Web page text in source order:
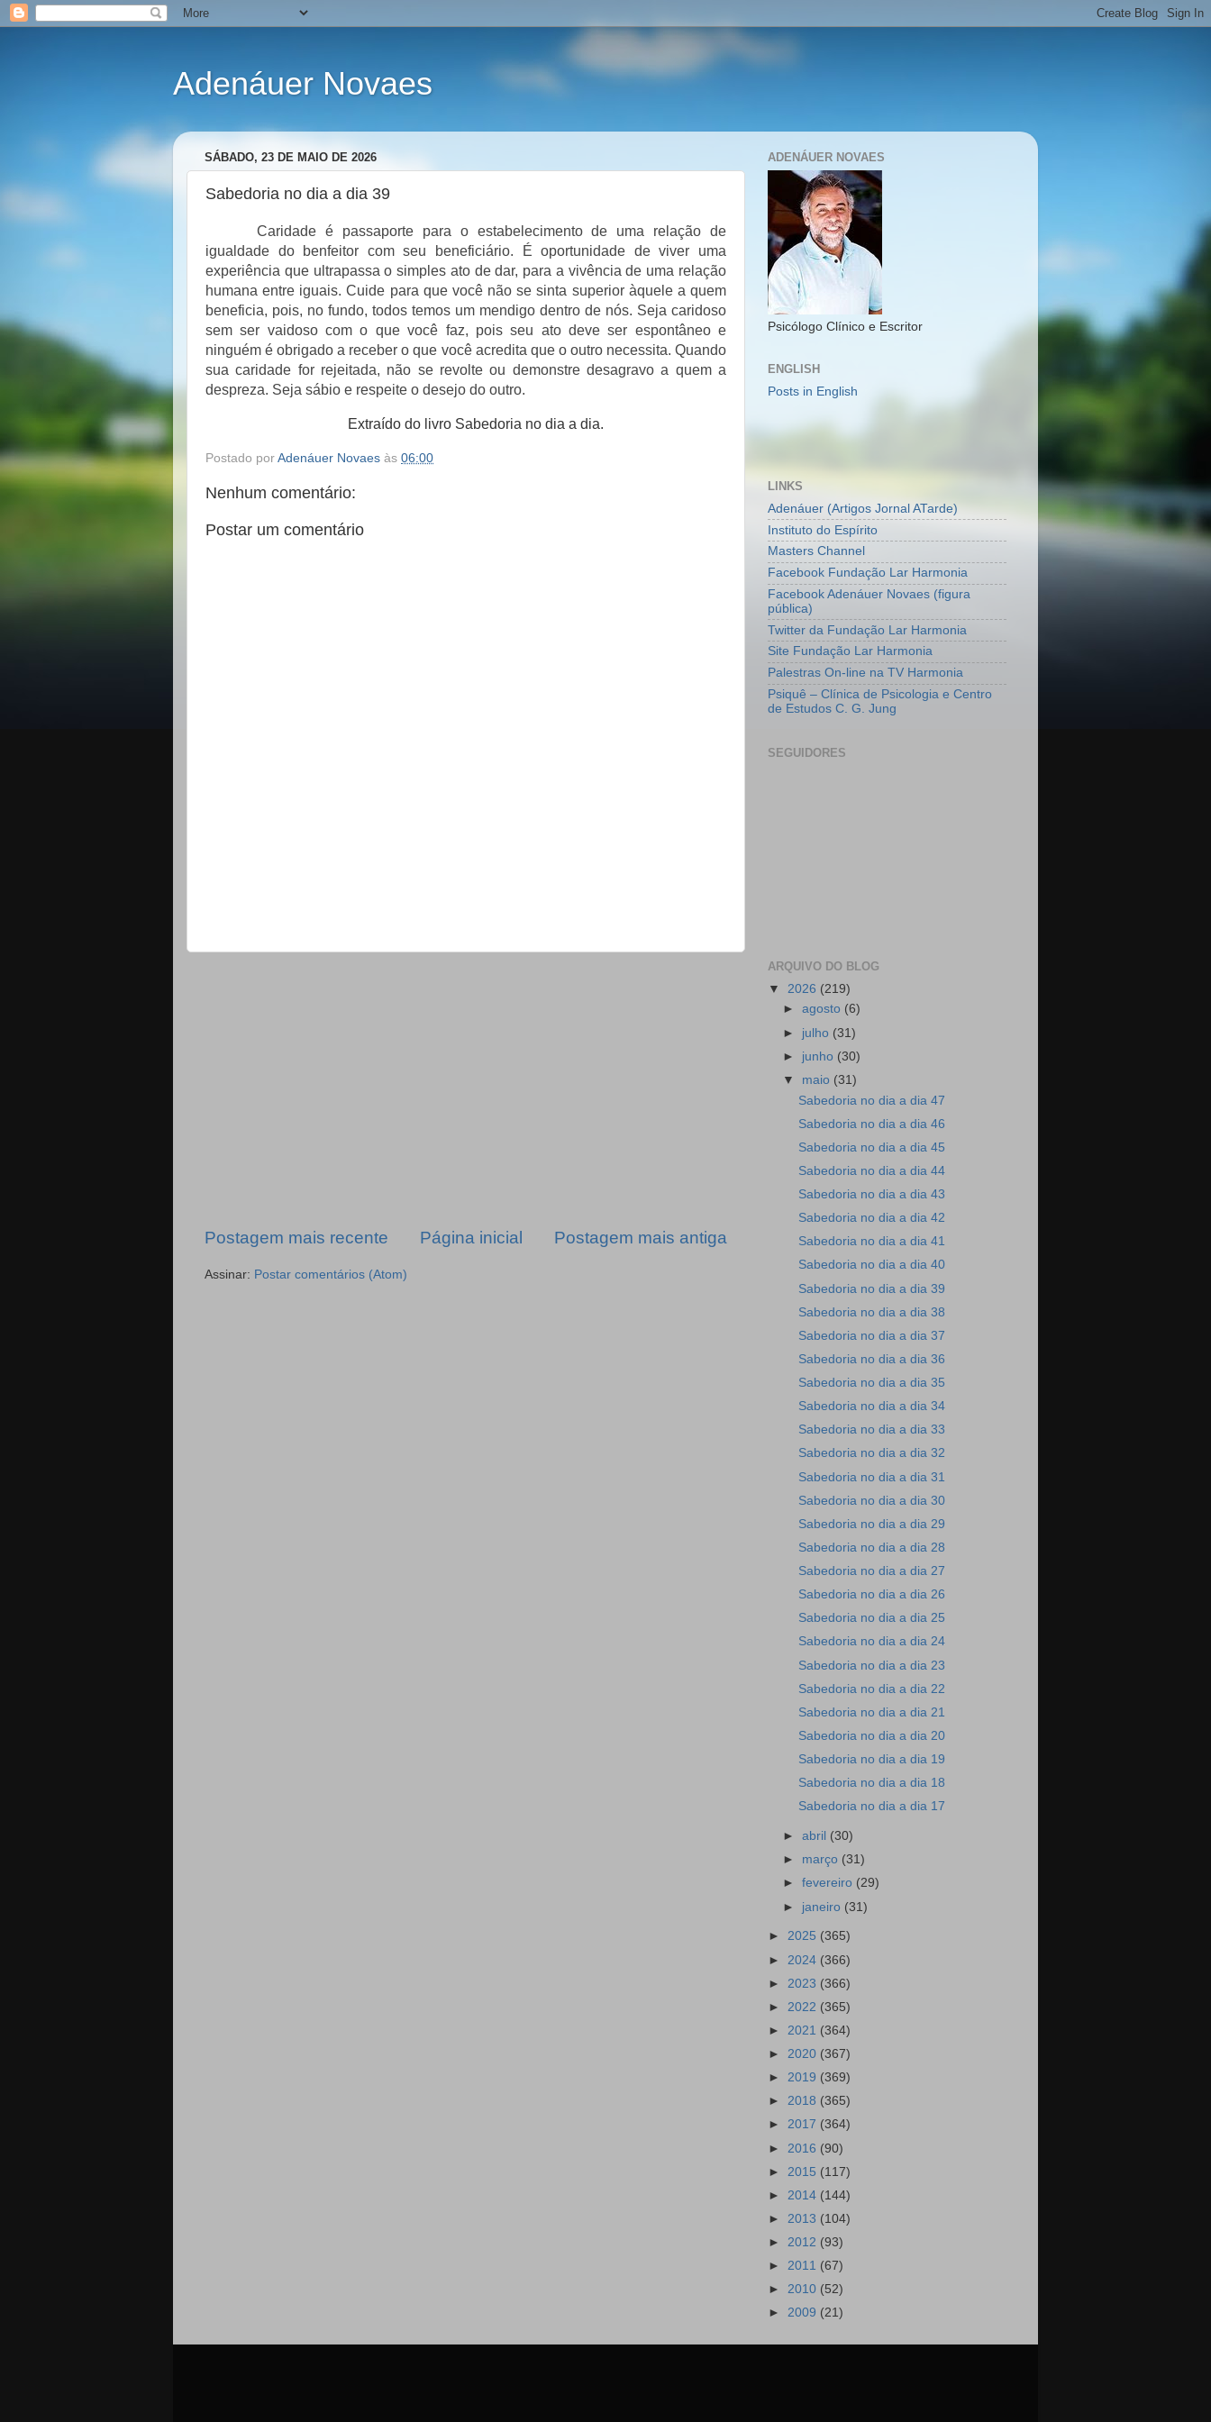
Adenáuer Novaes
SÁBADO, 23 DE MAIO DE 2026
Sabedoria no dia a dia 39
Caridade é passaporte para o estabelecimento de uma relação de
igualdade do benfeitor com seu beneficiário. É oportunidade de viver uma
experiência que ultrapassa o simples ato de dar, para a vivência de uma relação
humana entre iguais. Cuide para que você não se sinta superior àquele a quem
beneficia, pois, no fundo, todos temos um mendigo dentro de nós. Seja caridoso
sem ser vaidoso com o que você faz, pois seu ato deve ser espontâneo e
ninguém é obrigado a receber o que você acredita que o outro necessita. Quando
sua caridade for rejeitada, não se revolte ou demonstre desagravo a quem a
despreza. Seja sábio e respeite o desejo do outro.
Extraído do livro Sabedoria no dia a dia.
Postado por Adenáuer Novaes às 06:00
Nenhum comentário:
Postar um comentário
Postagem mais recente Postagem mais antiga
Página inicial
Assinar: Postar comentários (Atom)
ADENÁUER NOVAES
Psicólogo Clínico e Escritor
ENGLISH
Posts in English
LINKS
Adenáuer (Artigos Jornal ATarde)
Instituto do Espírito
Masters Channel
Facebook Fundação Lar Harmonia
Facebook Adenáuer Novaes (figura
pública)
Twitter da Fundação Lar Harmonia
Site Fundação Lar Harmonia
Palestras On-line na TV Harmonia
Psiquê – Clínica de Psicologia e Centro
de Estudos C. G. Jung
SEGUIDORES
ARQUIVO DO BLOG
▼ 2026 (219)
►agosto (6)
► julho (31)
► junho (30)
▼ maio (31)
Sabedoria no dia a dia 47
Sabedoria no dia a dia 46
Sabedoria no dia a dia 45
Sabedoria no dia a dia 44
Sabedoria no dia a dia 43
Sabedoria no dia a dia 42
Sabedoria no dia a dia 41
Sabedoria no dia a dia 40
Sabedoria no dia a dia 39
Sabedoria no dia a dia 38
Sabedoria no dia a dia 37
Sabedoria no dia a dia 36
Sabedoria no dia a dia 35
Sabedoria no dia a dia 34
Sabedoria no dia a dia 33
Sabedoria no dia a dia 32
Sabedoria no dia a dia 31
Sabedoria no dia a dia 30
Sabedoria no dia a dia 29
Sabedoria no dia a dia 28
Sabedoria no dia a dia 27
Sabedoria no dia a dia 26
Sabedoria no dia a dia 25
Sabedoria no dia a dia 24
Sabedoria no dia a dia 23
Sabedoria no dia a dia 22
Sabedoria no dia a dia 21
Sabedoria no dia a dia 20
Sabedoria no dia a dia 19
Sabedoria no dia a dia 18
Sabedoria no dia a dia 17
►abril (30)
► março (31)
►fevereiro (29)
► janeiro (31)
► 2025 (365)
► 2024 (366)
► 2023 (366)
► 2022 (365)
► 2021 (364)
► 2020 (367)
► 2019 (369)
► 2018 (365)
► 2017 (364)
► 2016 (90)
► 2015 (117)
► 2014 (144)
► 2013 (104)
► 2012 (93)
► 2011 (67)
► 2010 (52)
► 2009 (21)